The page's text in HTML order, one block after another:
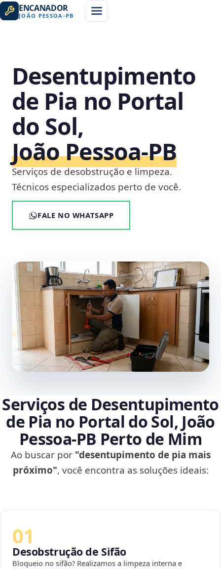
ENCANADOR
JOÃO PESSOA -PB
Desentupimento
de Pia no Portal
do Sol,
João Pessoa‑PB
Serviços de desobstrução e limpeza.
Técnicos especializados perto de você.
FALE NO WHATSAPP
Serviços de Desentupimento
de Pia no Portal do Sol, João
Pessoa‑PB Perto de Mim
Ao buscar por "desentupimento de pia mais
próximo", você encontra as soluções ideais:
01
Desobstrução de Sifão
Bloqueio no sifão? Realizamos a limpeza interna e